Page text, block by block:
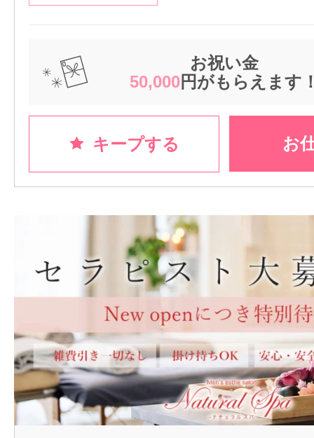
お祝い金
50,000円がもらえます
キープする お